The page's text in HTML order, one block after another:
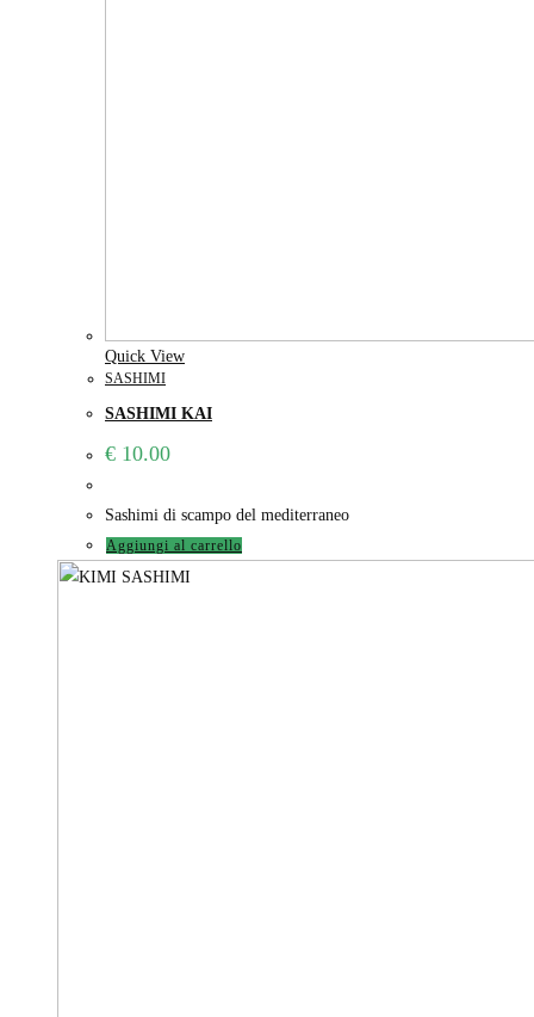
Quick View
SASHIMI
SASHIMI KAI
€ 10.00
Sashimi di scampo del mediterraneo
Aggiungi al carrello